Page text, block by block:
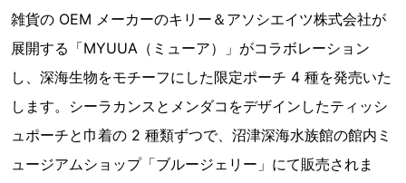
雑貨の OEM メーカーのキリー＆アソシエイツ株式会社が
展開する「MYUUA（ミューア）」がコラボレーション
し、深海⽣物をモチーフにした限定ポーチ 4 種を発売いた
します。シーラカンスとメンダコをデザインしたティッシ
ュポーチと⼱着の 2 種類ずつで、沼津深海⽔族館の館内ミ
ュージアムショップ「ブルージェリー」にて販売されま